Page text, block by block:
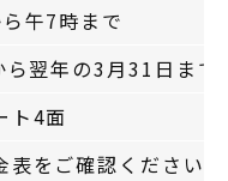
午7時まで
翌年の3月31日まで
ト4面
表をご確認ください。